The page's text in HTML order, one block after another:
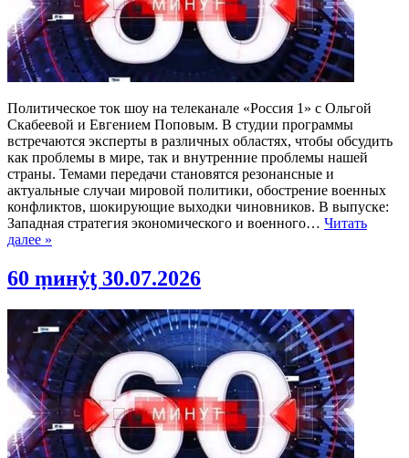
Политическое ток шоу на телеканале «Россия 1» с Ольгой
Скабеевой и Евгением Поповым. В студии программы
встречаются эксперты в различных областях, чтобы обсудить
как проблемы в мире, так и внутренние проблемы нашей
страны. Темами передачи становятся резонансные и
актуальные случаи мировой политики, обострение военных
конфликтов, шокирующие выходки чиновников. В выпуске:
Западная стратегия экономического и военного… Читать
далее »
60 ṃинẏƫ 30.07.2026